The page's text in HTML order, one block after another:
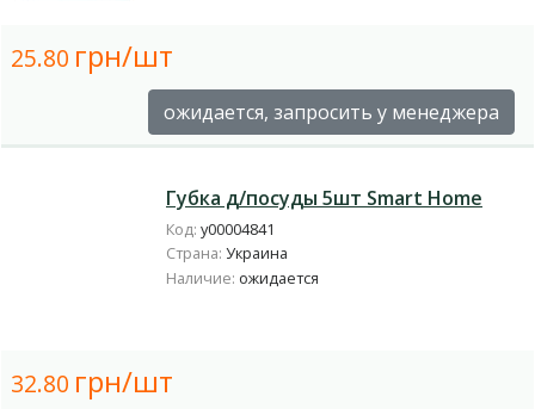
25.80 грн/шт
ожидается, запросить у менеджера
Губка д/посуды 5шт Smart Home
Код: у00004841
Страна: Украина
Наличие: ожидается
32.80 грн/шт